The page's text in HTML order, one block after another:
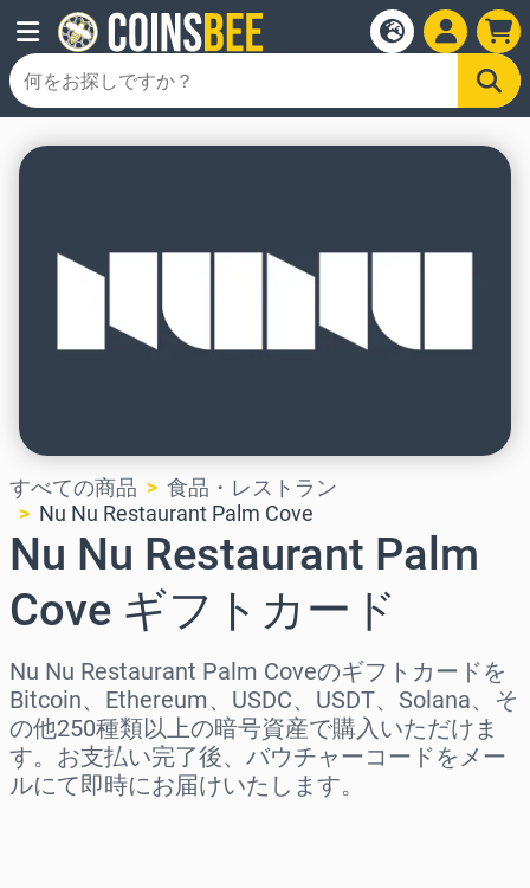
すべての商品
食品・レストラン
Nu Nu Restaurant Palm Cove
Nu Nu Restaurant Palm
Cove ギフトカード
Nu Nu Restaurant Palm Coveのギフトカードを
Bitcoin、Ethereum、USDC、USDT、Solana、そ
の他250種類以上の暗号資産で購入いただけま
す。お支払い完了後、バウチャーコードをメー
ルにて即時にお届けいたします。